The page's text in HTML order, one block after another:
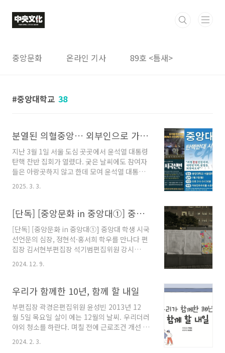
중앙문화 온라인 기사 89호 <틈새>
중앙대학교 38
분열된 의혈중앙… 외부인으로 가득찬 ‘탄핵반대 시국선언’
지난 3월 1일 서울 도심 곳곳에서 윤석열 대통령
탄핵 찬반 집회가 열렸다. 궂은 날씨에도 참여자
들은 아랑곳하지 않고 한데 모여 윤석열 대통령
의 탄핵에 대해 자신의 의사를 내비쳤다. 대통령
의 탄핵을 두고 민중은 이른바 '탄핵 찬성(이하 탄
뉘었다. 대학교도 탄핵반대 시국선언을 시작했
대, 2월 18일 경북대, 2월 21일 고려대, 2월 24일
부산대 등 학생의 배움터인 대학교를 주축으로
집회가 여럿 개최됐다. 이 흐름을 타 중앙대 에브
리타임에는 시국선언 참여를 촉구하는 포스터가
받을 정도로 관심이 집중됐다..
2025. 3. 3.
[단독] [중앙문화 in 중앙대①] 중앙대 학생 시국선언문의 심장, 정현석·홍서희 학우를 만나다
[단독] [중앙문화 in 중앙대①] 중앙대 학생 시국
선언문의 심장, 정현석·홍서희 학우를 만나다 편
집장 김서현부편집장 석기범편집위원 강시
현 12월 3일 오전 10시 23분, 윤석열 대통령이
선포한 비상계엄은 장장 6시간 만인 12월 4일 오
웠다. 중앙대학교 학생커뮤니티 ‘에브리타임’은
혼란스러운 정국을 논하는 공론장이 됐다. 교지
편집위원회 〈중앙문화〉는 중앙대학교 학생사
회에서 목소리를 낸 이들을 찾았다. 익명의 탈에
서 벗어나 자신의 이름을 걸고 가장 먼저 시국선
언문을 작성한 학생들이 있었으니, 바로 정현석
2024. 12. 9.
우리가 함께한 10년, 함께 할 내일
부편집장 곽경은편집위원 윤성빈 2013년 12
월 5일 목요일 살이 에는 12월의 날씨. 우리더러
야외 청소를 하란다. 며칠 전에 근로조건 개선 교
섭 때문에 학교와 면담을 했다. 용역회사에 우리
명단을 넘겼다고 하던데 설마.. 이게 이렇게 돌아
2024. 2. 3.